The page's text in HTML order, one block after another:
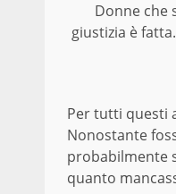
Donne che
giustizia è
Per tutti questi
Nonostante
probabilmente
quanto